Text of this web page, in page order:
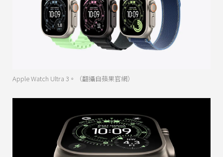
Apple Watch Ultra 3。（翻攝自蘋果官網）